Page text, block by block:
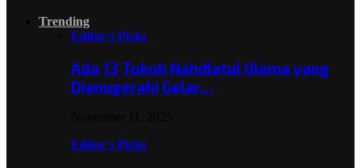
Trending
Editor's Picks
Ada 13 Tokoh Nahdlatul Ulama yang
Dianugerahi Gelar…
Editor's Picks